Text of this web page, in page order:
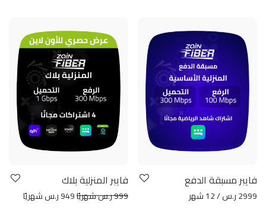
فايبر مسبقة الدفع
2999 ر.س / 12 شهر
فايبر المنزلية بلاك
999 ر.س شهريًا